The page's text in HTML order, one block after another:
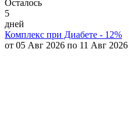
Осталось
5
дней
Комплекс при Диабете - 12%
от 05 Авг 2026 по 11 Авг 2026